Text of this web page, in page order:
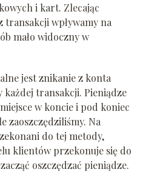
i kart. Zlecając
transakcji wpływamy na
mało widoczny w
jest znikanie z konta
transakcji. Pieniądze
w koncie i pod koniec
zaoszczędziliśmy. Na
do tej metody,
klientów przekonuje się do
oszczędzać pieniądze.